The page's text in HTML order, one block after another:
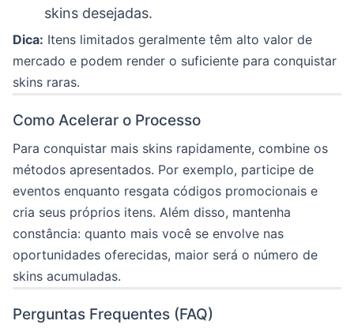
skins desejadas.
Dica: Itens limitados geralmente têm alto valor de
mercado e podem render o suficiente para conquistar
skins raras.
Como Acelerar o Processo
Para conquistar mais skins rapidamente, combine os
métodos apresentados. Por exemplo, participe de
eventos enquanto resgata códigos promocionais e
cria seus próprios itens. Além disso, mantenha
constância: quanto mais você se envolve nas
oportunidades oferecidas, maior será o número de
skins acumuladas.
Perguntas Frequentes (FAQ)